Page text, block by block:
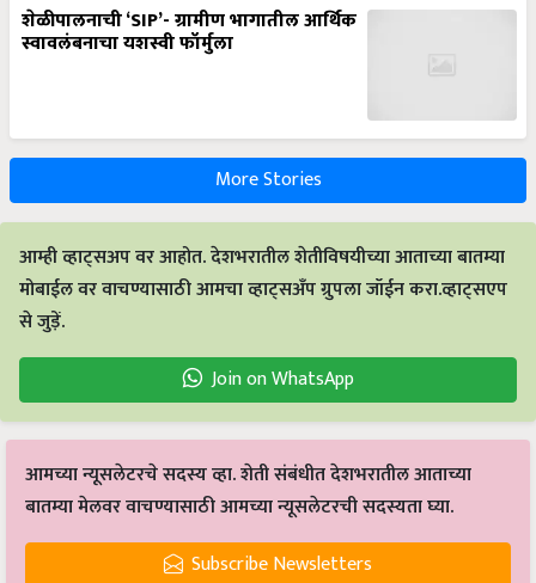
शेळीपालनाची ‘SIP’- ग्रामीण भागातील आर्थिक
स्वावलंबनाचा यशस्वी फॉर्मुला
More Stories
आम्ही व्हाट्सअप वर आहोत. देशभरातील शेतीविषयीच्या आताच्या बातम्या
मोबाईल वर वाचण्यासाठी आमचा व्हाट्सअँप ग्रुपला जॉईन करा.व्हाट्सएप
से जुड़ें.
Join on WhatsApp
आमच्या न्यूसलेटरचे सदस्य व्हा. शेती संबंधीत देशभरातील आताच्या
बातम्या मेलवर वाचण्यासाठी आमच्या न्यूसलेटरची सदस्यता घ्या.
Subscribe Newsletters